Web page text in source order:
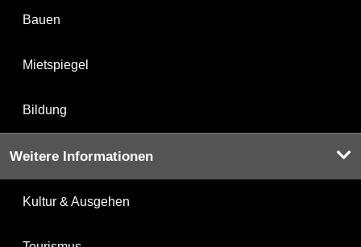
Bauen
Mietspiegel
Bildung
Weitere Informationen
Kultur & Ausgehen